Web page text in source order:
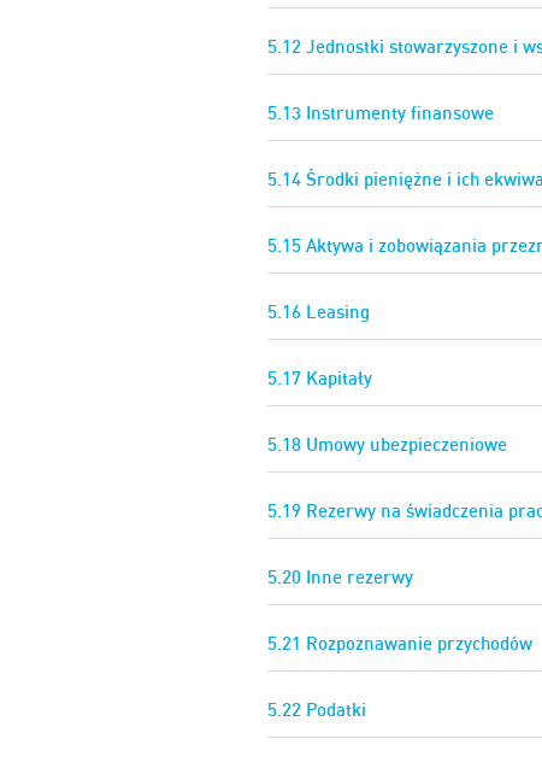
5.12 Jednostki stowarzyszone i
5.13 Instrumenty finansowe
5.14 Środki pieniężne i ich
5.15 Aktywa i zobowiązania
5.16 Leasing
5.17 Kapitały
5.18 Umowy ubezpieczeniowe
5.19 Rezerwy na świadczenia
5.20 Inne rezerwy
5.21 Rozpoznawanie przychodów
5.22 Podatki